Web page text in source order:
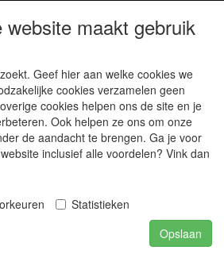
Chamber of Commerce
maakt gebruik
Geef hier aan welke cookies we
cookies verzamelen geen
cookies helpen ons de site en je
Ook helpen ze ons om onze
de aandacht te brengen. Ga je voor
inclusief alle voordelen? Vink dan
Statistieken
Opslaan